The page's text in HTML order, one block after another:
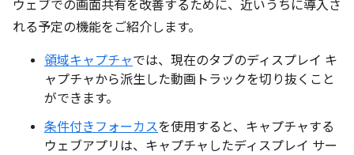
ウェブでの画面共有を改善するために、近いうちに導入さ
れる予定の機能をご紹介します。
領域キャプチャでは、現在のタブのディスプレイ キ
ャプチャから派生した動画トラックを切り抜くこと
ができます。
条件付きフォーカスを使用すると、キャプチャする
ウェブアプリは、キャプチャしたディスプレイ サー